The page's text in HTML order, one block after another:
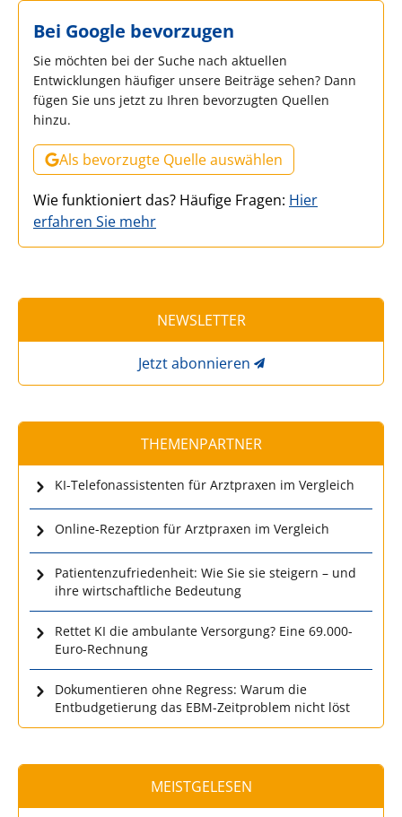
Bei Google bevorzugen
Sie möchten bei der Suche nach aktuellen
Entwicklungen häufiger unsere Beiträge sehen? Dann
fügen Sie uns jetzt zu Ihren bevorzugten Quellen
hinzu.
Als bevorzugte Quelle auswählen
Wie funktioniert das? Häufige Fragen: Hier
erfahren Sie mehr
NEWSLETTER
Jetzt abonnieren
THEMENPARTNER
KI-Telefonassistenten für Arztpraxen im Vergleich
Online-Rezeption für Arztpraxen im Vergleich
Patientenzufriedenheit: Wie Sie sie steigern – und
ihre wirtschaftliche Bedeutung
Rettet KI die ambulante Versorgung? Eine 69.000-
Euro-Rechnung
Dokumentieren ohne Regress: Warum die
Entbudgetierung das EBM-Zeitproblem nicht löst
MEISTGELESEN